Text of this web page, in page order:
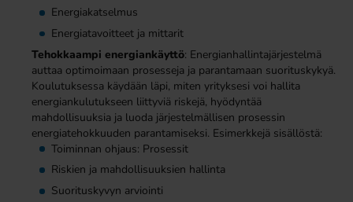
Energiakatselmus
Energiatavoitteet ja mittarit
Tehokkaampi energiankäyttö: Energianhallintajärjestelmä
auttaa optimoimaan prosesseja ja parantamaan suorituskykyä.
Koulutuksessa käydään läpi, miten yrityksesi voi hallita
energiankulutukseen liittyviä riskejä, hyödyntää
mahdollisuuksia ja luoda järjestelmällisen prosessin
energiatehokkuuden parantamiseksi. Esimerkkejä sisällöstä:
Toiminnan ohjaus: Prosessit
Riskien ja mahdollisuuksien hallinta
Suorituskyvyn arviointi